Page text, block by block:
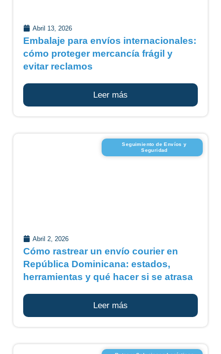
Abril 13, 2026
Embalaje para envíos internacionales:
cómo proteger mercancía frágil y
evitar reclamos
Leer más
Seguimiento de Envíos y
Seguridad
Abril 2, 2026
Cómo rastrear un envío courier en
República Dominicana: estados,
herramientas y qué hacer si se atrasa
Leer más